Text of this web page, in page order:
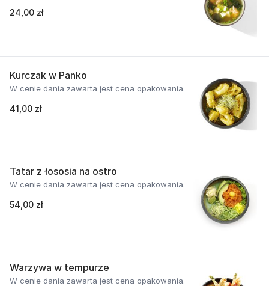
24,00 zł
Kurczak w Panko
W cenie dania zawarta jest cena opakowania.
41,00 zł
Tatar z łososia na ostro
W cenie dania zawarta jest cena opakowania.
54,00 zł
Warzywa w tempurze
W cenie dania zawarta jest cena opakowania.